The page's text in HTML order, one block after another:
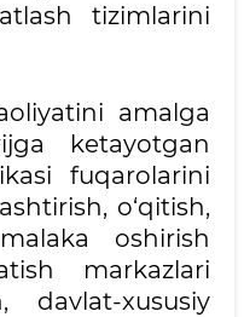
tizimlarini
amalga
ketayotgan
fuqarolarini
o‘qitish,
oshirish
markazlari
davlat-xususiy